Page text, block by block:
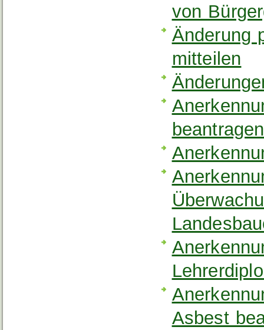
von
Änderung
mitteilen
beantragen
Asbest